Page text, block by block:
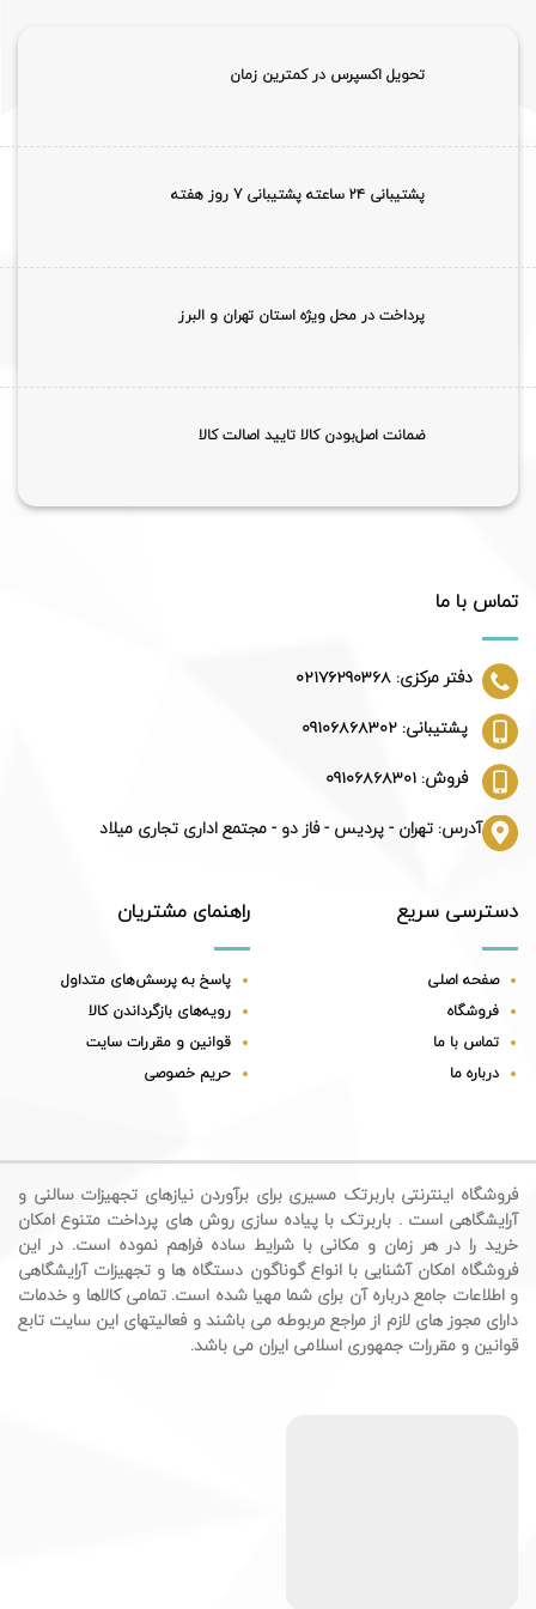
تحویل اکسپرس در کمترین زمان
پشتیبانی ۲۴ ساعته پشتیبانی 7 روز هفته
پرداخت در محل ویژه استان تهران و البرز
ضمانت اصل‌بودن کالا تایید اصالت کالا
تماس با ما
دفتر مرکزی: 02176290368
پشتیبانی: 09106868302
فروش: 09106868301
آدرس: تهران - پردیس - فاز دو - مجتمع اداری تجاری میلاد
دسترسی سریع
صفحه اصلی
فروشگاه
تماس با ما
درباره ما
راهنمای مشتریان
پاسخ به پرسش‌های متداول
رویه‌های بازگرداندن کالا
قوانین و مقررات سایت
حریم خصوصی
فروشگاه اینترنتی باربرتک مسیری برای برآوردن نیازهای تجهیزات سالنی و
آرایشگاهی است . باربرتک با پیاده سازی روش های پرداخت متنوع امکان
خرید را در هر زمان و مکانی با شرایط ساده فراهم نموده است. در این
فروشگاه امکان آشنایی با انواع گوناگون دستگاه ها و تجهیزات آرایشگاهی
و اطلاعات جامع درباره آن برای شما مهیا شده است. تمامی کالاها و خدمات
دارای مجوز های لازم از مراجع مربوطه می باشند و فعالیتهای این سایت تابع
قوانین و مقررات جمهوری اسلامی ایران می باشد.